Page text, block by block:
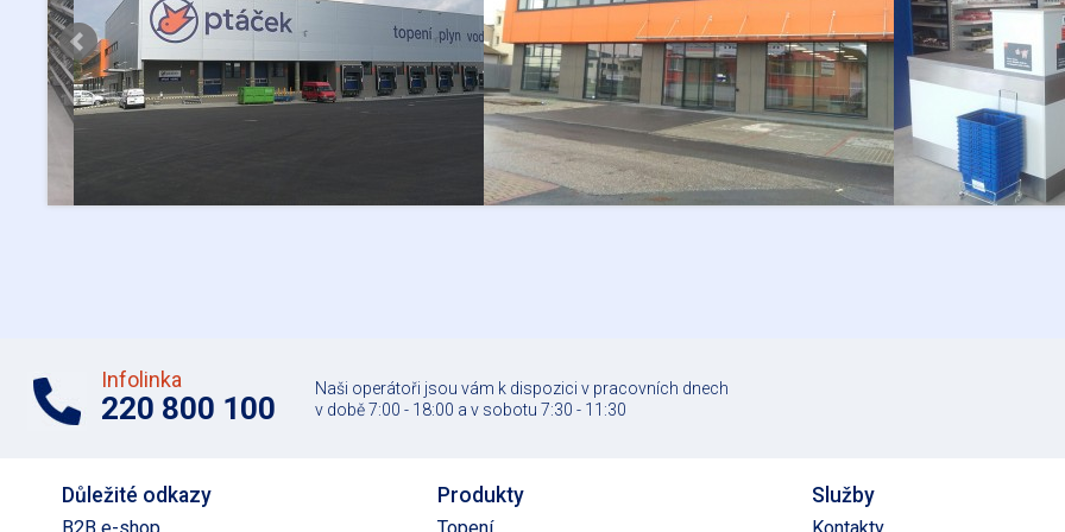
Infolinka
220 800 100
Naši operátoři jsou vám k dispozici v pracovních dnech
v době 7:00 - 18:00 a v sobotu 7:30 - 11:30
Důležité odkazy Produkty Služby